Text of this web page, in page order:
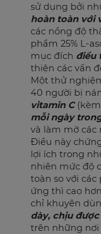
sử dụng bởi
hoàn toàn với
các nồng độ
phẩm 25% L-
mục đích điều
thiện các vấn
Một thử
40 người bị
vitamin C
mỗi ngày
và làm mờ các
Điều này
lợi ích trong
nhiên mức độ
toàn so với
ứng thì cao
chỉ khuyên
dày, chịu
trên những